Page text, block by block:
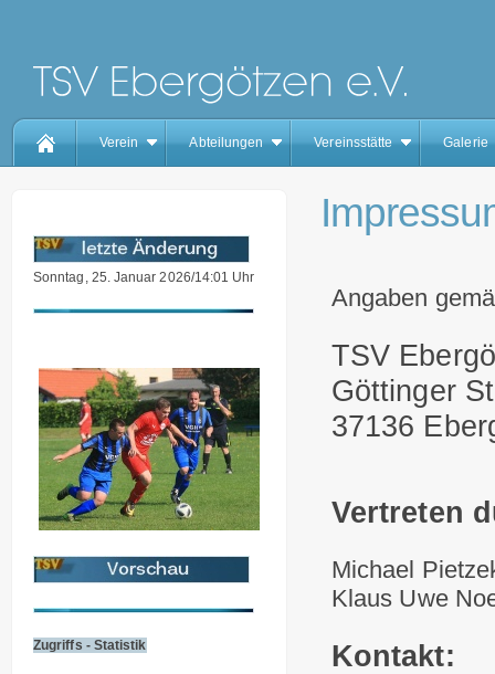
Verein Abteilungen Vereinsstätte Galerie
Sonntag, 25. Januar 2026/14:01 Uhr
Zugriffs - Statistik
Angaben
TSV
Göttinger
37136
Vertreten
Michael
Klaus Uwe
Kontakt: